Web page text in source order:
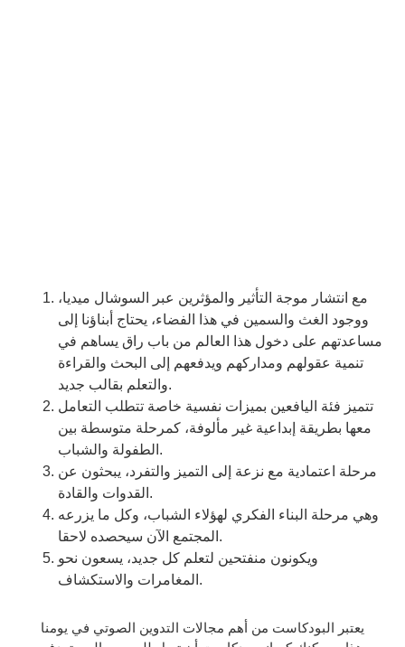
مع انتشار موجة التأثير والمؤثرين عبر السوشال ميديا،
ووجود الغث والسمين في هذا الفضاء، يحتاج أبناؤنا إلى
مساعدتهم على دخول هذا العالم من باب راق يساهم في
تنمية عقولهم ومداركهم ويدفعهم إلى البحث والقراءة
والتعلم بقالب جديد.
تتميز فئة اليافعين بميزات نفسية خاصة تتطلب التعامل
معها بطريقة إبداعية غير مألوفة، كمرحلة متوسطة بين
الطفولة والشباب.
مرحلة اعتمادية مع نزعة إلى التميز والتفرد، يبحثون عن
القدوات والقادة.
وهي مرحلة البناء الفكري لهؤلاء الشباب، وكل ما يزرعه
المجتمع الآن سيحصده لاحقا.
ويكونون منفتحين لتعلم كل جديد، يسعون نحو
المغامرات والاستكشاف.
يعتبر البودكاست من أهم مجالات التدوين الصوتي في يومنا